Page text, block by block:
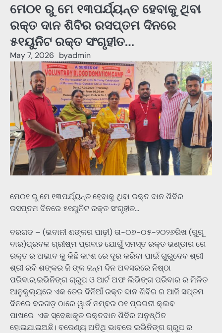
ମେ୦୧ ରୁ ମେ ୧୩ପର୍ଯ୍ୟନ୍ତ ହେବାକୁ ଥିବା
ରକ୍ତ ଦାନ ଶିବିର ରସପ୍ତମ ଦିନରେ
୫୧ୟୁନିଟ ରକ୍ତ ସଂଗୃହୀତ…
May 7, 2026 byadmin
ମେ୦୧ ରୁ ମେ ୧୩ପର୍ଯ୍ୟନ୍ତ ହେବାକୁ ଥିବା ରକ୍ତ ଦାନ ଶିବିର
ରସପ୍ତମ ଦିନରେ ୫୧ୟୁନିଟ ରକ୍ତ ସଂଗୃହୀତ…
ବରଗଡ – (ଭବାନୀ ଶଙ୍କର ପାଢ଼ୀ) ତା-୦୭-୦୫-୨୦୨୬ରିଖ (ଗୁରୂ
ବାର)ପ୍ରବଳ ଗ୍ରୀଷ୍ମ ପ୍ରବାହ ଯୋଗୁଁ ସମସ୍ତ ରକ୍ତ ଭଣ୍ଡାର ରେ
ରକ୍ତ ର ଅଭାବ କୁ କିଛି କାଂଶ ରେ ଦୂର କରିବା ପାଇଁ ଗୁରୁଦେବ ଶ୍ରୀ
ଶ୍ରୀ ରବି ଶଙ୍କର ଜି ଙ୍କ ଜନ୍ମ ଦିନ ଅବସରରେ ନିଷ୍ଠା
ପରିବାର,ଇଭିନିଙ୍ଗ ଗ୍ରୁପ ଓ ଆର୍ଟ ଅଫ ଲିଭିଙ୍ଗ ପରିବାର ର ମିଳିତ
ଆନୁକୁଲ୍ୟରେ ଏକ ତେର ଦିନିଆଁ ରକ୍ତ ଦାନ ଶିବିର ର ଆଜି ସପ୍ତମ
ଦିନରେ ବରଗଡ଼ ଠାରେ ୱାର୍ଡ ନମ୍ବର ୦୧ ପ୍ରଗତୀ କ୍ଲବ
ପାଖରେ ଏକ ସ୍ବେଛାକୃତ ରକ୍ତଦାନ ଶିବିର ଅନୁଷ୍ଠିତ
ହୋଇଯାଇଅଛି। ବରେଣ୍ୟ ଅତିଥି ଭାବରେ ଇଭିନିଙ୍ଗ ଗ୍ରୁପ ର